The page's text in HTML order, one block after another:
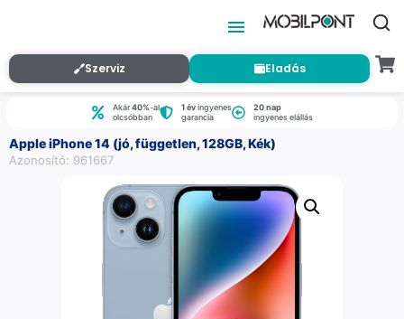
Szerviz Eladás
Akár40%-al
olcsóbban
1 évingyenes
garancia
20 nap
ingyenes elállás
Apple iPhone 14 (jó, független, 128GB, Kék)
Azonosító: 961667